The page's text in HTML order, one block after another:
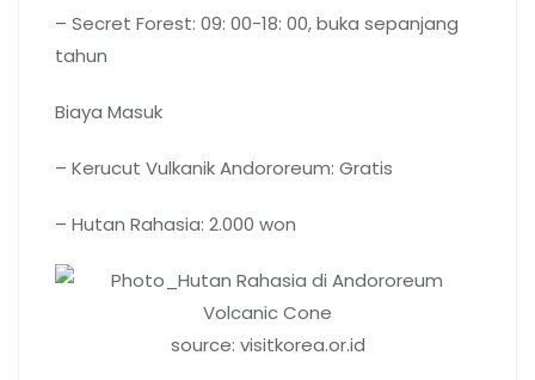
– Secret Forest: 09: 00-18: 00, buka sepanjang
tahun
Biaya Masuk
– Kerucut Vulkanik Andororeum: Gratis
– Hutan Rahasia: 2.000 won
source: visitkorea.or.id